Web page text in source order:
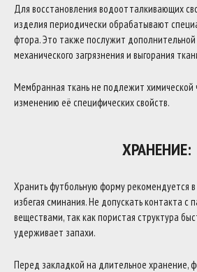
Для восстановления водоотталкивающих
изделия периодически обрабатывают
фтора. Это также послужит
механического загрязнения и выгорания
Мембранная ткань не подлежит химической
изменению её специфических свойств.
ХРАНЕНИЕ:
Хранить футбольную форму рекомендуется
избегая сминания. Не допускать контакта
веществами, так как пористая структура
удерживает запахи.
Перед закладкой на длительное хранение,